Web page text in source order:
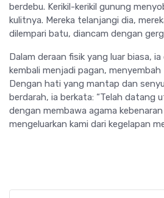
berdebu. Kerikil-kerikil gunung
kulitnya. Mereka telanjangi dia,
dilempari batu, diancam dengan
Dalam deraan fisik yang luar biasa,
kembali menjadi pagan,
Dengan hati yang mantap dan
berdarah, ia berkata: “Telah datang
dengan membawa agama
mengeluarkan kami dari kegelapan